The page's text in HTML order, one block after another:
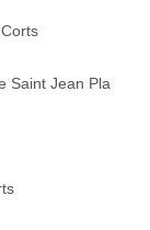
Saint Jean Pla